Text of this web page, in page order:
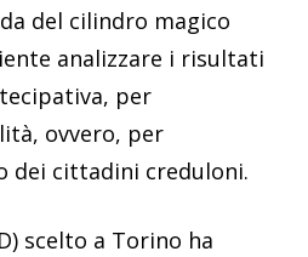
del cilindro magico
analizzare i risultati
per
ovvero, per
dei cittadini creduloni.
scelto a Torino ha